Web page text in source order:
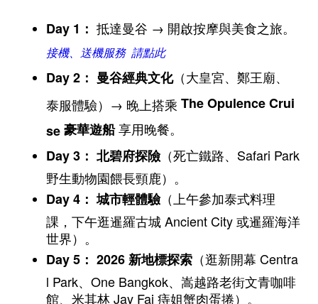
Day 1 ： 抵達曼谷 → 開啟按摩與美食之旅。
接機、送機服務 請點此
Day 2 ： 曼谷經典文化（大皇宮、鄭王廟、
泰服體驗）→ 晚上搭乘 The Opulence Crui
se 豪華遊船享用晚餐。
Day 3 ： 北碧府探險（死亡鐵路、Safari Park
野生動物園餵長頸鹿）。
Day 4 ： 城市輕體驗（上午參加泰式料理
課，下午逛暹羅古城 Ancient City 或暹羅海洋
世界）。
Day 5 ： 2026新地標探索 （逛新開幕 Centra
l Park、One Bangkok、嵩越路老街文青咖啡
館、米其林 Jay Fai 痔姐蟹肉蛋捲）。